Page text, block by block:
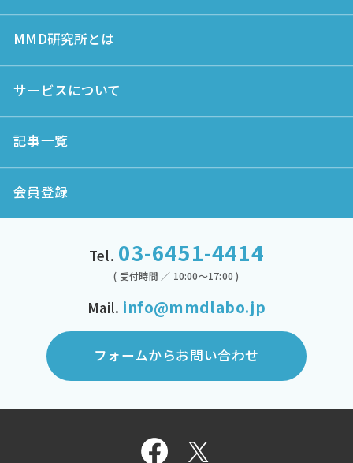
MMD研究所とは
サービスについて
記事一覧
会員登録
Tel. 03-6451-4414
( 受付時間 ／ 10:00～17:00 )
Mail. info@mmdlabo.jp
フォームからお問い合わせ